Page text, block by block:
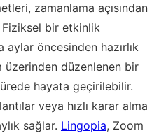
zamanlama açısından
bir etkinlik
öncesinden hazırlık
üzerinden düzenlenen bir
hayata geçirilebilir.
veya hızlı karar alma
sağlar. Lingopia, Zoom